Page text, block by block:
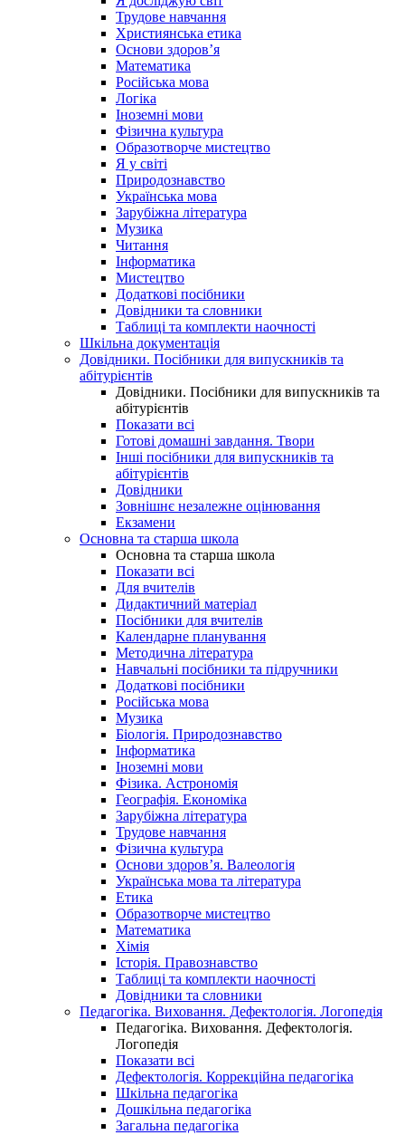
Трудове навчання
Християнська етика
Основи здоров’я
Математика
Російська мова
Логіка
Іноземні мови
Фізична культура
Образотворче мистецтво
Я у світі
Природознавство
Українська мова
Зарубіжна література
Музика
Читання
Інформатика
Мистецтво
Додаткові посібники
Довідники та словники
Таблиці та комплекти наочності
Шкільна документація
Довідники. Посібники для випускників та
абітурієнтів
Довідники. Посібники для випускників та
абітурієнтів
Показати всі
Готові домашні завдання. Твори
Інші посібники для випускників та
абітурієнтів
Довідники
Зовнішнє незалежне оцінювання
Екзамени
Основна та старша школа
Основна та старша школа
Показати всі
Для вчителів
Дидактичний матеріал
Посібники для вчителів
Календарне планування
Методична література
Навчальні посібники та підручники
Додаткові посібники
Російська мова
Музика
Біологія. Природознавство
Інформатика
Іноземні мови
Фізика. Астрономія
Географія. Економіка
Зарубіжна література
Трудове навчання
Фізична культура
Основи здоров’я. Валеологія
Українська мова та література
Етика
Образотворче мистецтво
Математика
Хімія
Історія. Правознавство
Таблиці та комплекти наочності
Довідники та словники
Педагогіка. Виховання. Дефектологія. Логопедія
Педагогіка. Виховання. Дефектологія.
Логопедія
Показати всі
Дефектологія. Коррекційна педагогіка
Шкільна педагогіка
Дошкільна педагогіка
Загальна педагогіка